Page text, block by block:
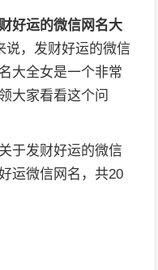
好运的微信网名大
说，发财好运的微信
大全女是一个非常
大家看看这个问
于发财好运的微信
运微信网名，共20